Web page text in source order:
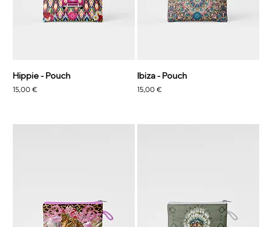
Hippie - Pouch
Precio
15,00 €
Ibiza - Pouch
Precio
15,00 €